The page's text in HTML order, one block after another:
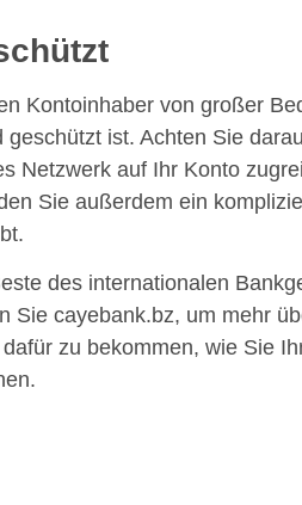
Kontoinhaber von großer
ist. Achten Sie
Netzwerk auf Ihr Konto
Sie außerdem ein
des internationalen
Sie cayebank.bz, um mehr
zu bekommen, wie Sie